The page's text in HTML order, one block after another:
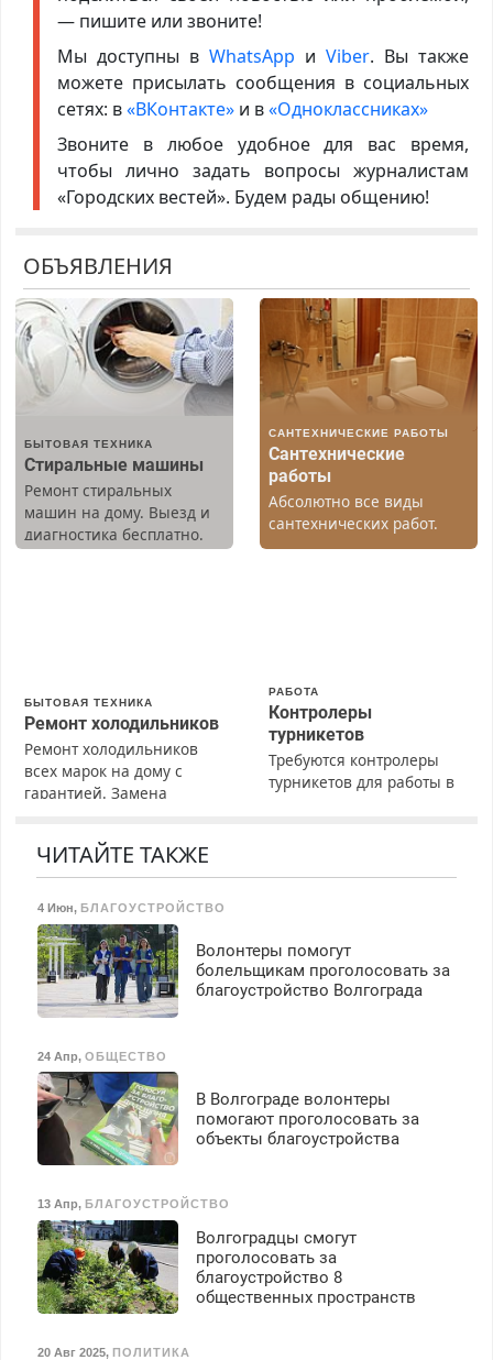
— пишите или звоните!
Мы доступны в WhatsApp иViber. Вы также
можете присылать сообщения в социальных
сетях: в«ВКонтакте»и в«Одноклассниках»
Звоните в любое удобное для вас время,
чтобы лично задать вопросы журналистам
«Городских вестей». Будем рады общению!
ОБЪЯВЛЕНИЯ
БЫТОВАЯ ТЕХНИКА
Стиральные машины
Ремонт стиральных
машин на дому. Выезд и
диагностика бесплатно.
Предусмотрены скидки.
САНТЕХНИЧЕСКИЕ РАБОТЫ
Сантехнические
работы
Абсолютно все виды
сантехнических работ.
Быстро. Качественно.
БЫТОВАЯ ТЕХНИКА
Ремонт холодильников
Ремонт холодильников
всех марок на дому с
гарантией. Замена
Недорого. Без выходных.
Все районы. Скидка.
Вызов бесплатный.
РАБОТА
Контролеры
турникетов
Требуются контролеры
турникетов для работы в
Ежемесячно
выплачивается денежная
премия. Возможно
безопасности с з/п до
125000 руб.
ЧИТАЙТЕ ТАКЖЕ
4 Июн, БЛАГОУСТРОЙСТВО
Волонтеры помогут
болельщикам проголосовать за
благоустройство Волгограда
24 Апр, ОБЩЕСТВО
В Волгограде волонтеры
помогают проголосовать за
объекты благоустройства
13 Апр, БЛАГОУСТРОЙСТВО
Волгоградцы смогут
проголосовать за
благоустройство 8
общественных пространств
20 Авг 2025, ПОЛИТИКА